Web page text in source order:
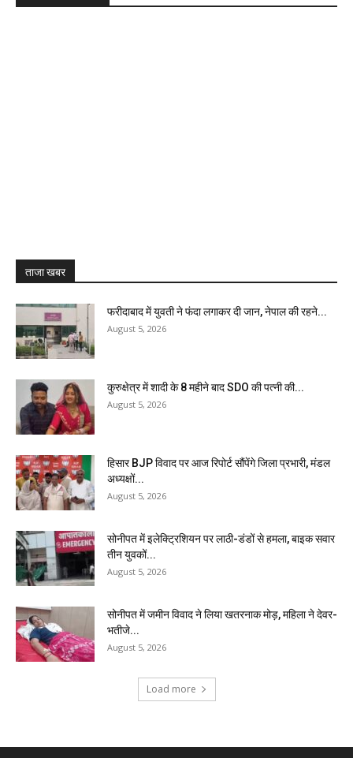
ताजा खबर
फरीदाबाद में युवती ने फंदा लगाकर दी जान, नेपाल की रहने...
August 5, 2026
कुरुक्षेत्र में शादी के 8 महीने बाद SDO की पत्नी की...
August 5, 2026
हिसार BJP विवाद पर आज रिपोर्ट सौंपेंगे जिला प्रभारी, मंडल
अध्यक्षों...
August 5, 2026
सोनीपत में इलेक्ट्रिशियन पर लाठी-डंडों से हमला, बाइक सवार
तीन युवकों...
August 5, 2026
सोनीपत में जमीन विवाद ने लिया खतरनाक मोड़, महिला ने देवर-
भतीजे...
August 5, 2026
Load more